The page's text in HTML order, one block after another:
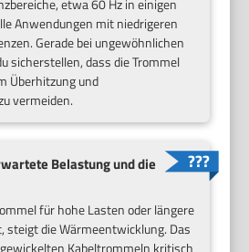
etwa 60 Hz in einigen
Anwendungen mit niedrigeren
Gerade bei ungewöhnlichen
sicherstellen, dass die Trommel
Überhitzung und
vermeiden.
Belastung und die
für hohe Lasten oder längere
steigt die Wärmeentwicklung. Das
Kabeltrommeln kritisch